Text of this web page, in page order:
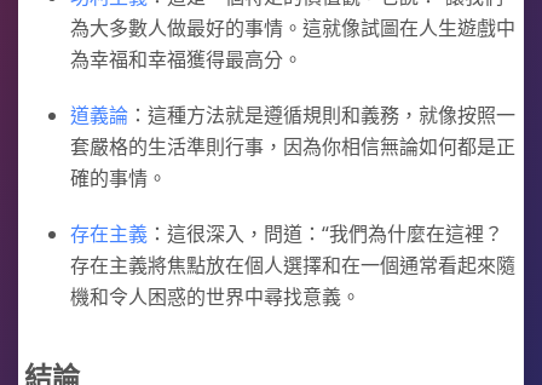
為大多數人做最好的事情。這就像試圖在人生遊戲中
為幸福和幸福獲得最高分。
道義論 ：這種方法就是遵循規則和義務，就像按照一
套嚴格的生活準則行事，因為你相信無論如何都是正
確的事情。
存在主義 ：這很深入，問道：“我們為什麼在這裡？
存在主義將焦點放在個人選擇和在一個通常看起來隨
機和令人困惑的世界中尋找意義。
結論